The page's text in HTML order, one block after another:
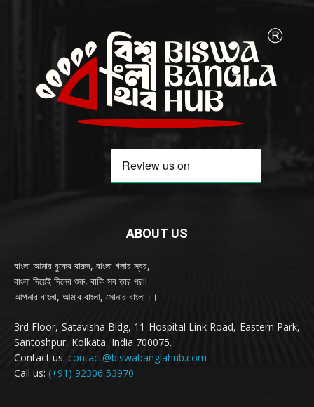
ABOUT US
বাংলা আমার বুকের বারুদ, বাংলা গলার স্বর,
বাংলা দিয়েই দিনের শুরু, বাকি সব তার পর!!
আপনার বাংলা, আমার বাংলা, সোনার বাংলা।।
3rd Floor, Satavisha Bldg, 11 Hospital Link Road, Eastern Park,
Santoshpur, Kolkata, India 700075.
Contact us: contact@biswabanglahub.com
Call us: (+91) 92306 53970